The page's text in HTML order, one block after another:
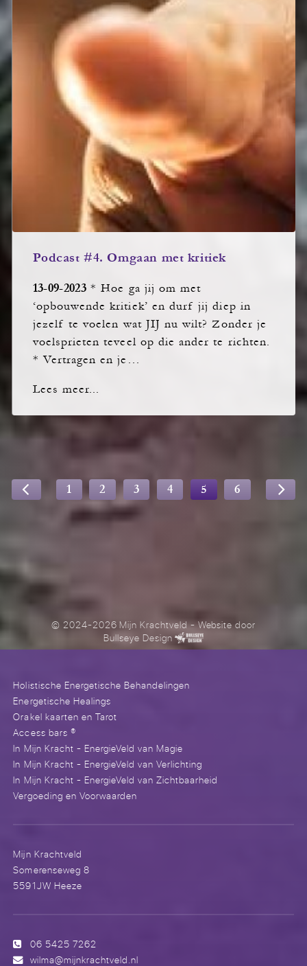
Podcast #4. Omgaan met kritiek
13-09-2023 * Hoe ga jij om met
‘opbouwende kritiek’ en durf jij diep in
jezelf te voelen wat JIJ nu wilt? Zonder je
voelsprieten teveel op die ander te richten.
* Vertragen en je…
Lees meer...
1 2 3 4 5 6
© 2024-2026 Mijn Krachtveld- Website door
Bullseye Design
Holistische Energetische Behandelingen
Energetische Healings
Orakel kaarten en Tarot
Access bars ®
In Mijn Kracht - EnergieVeld van Magie
In Mijn Kracht - EnergieVeld van Verlichting
In Mijn Kracht - EnergieVeld van Zichtbaarheid
Vergoeding en Voorwaarden
Mijn Krachtveld
Somerenseweg 8
5591JW Heeze
06 5425 7262
wilma@mijnkrachtveld.nl